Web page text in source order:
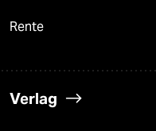
Rente
Verlag